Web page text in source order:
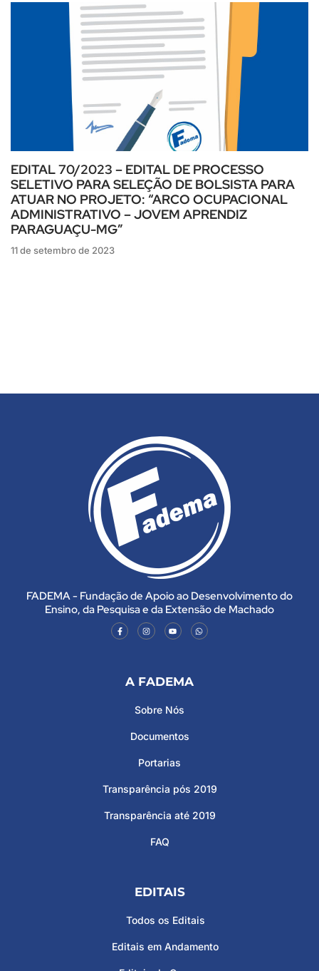
EDITAL 70/2023 – EDITAL DE PROCESSO
SELETIVO PARA SELEÇÃO DE BOLSISTA PARA
ATUAR NO PROJETO: “ARCO OCUPACIONAL
ADMINISTRATIVO – JOVEM APRENDIZ
PARAGUAÇU-MG”
11 de setembro de 2023
FADEMA - Fundação de Apoio ao Desenvolvimento do
Ensino, da Pesquisa e da Extensão de Machado
A FADEMA
Sobre Nós
Documentos
Portarias
Transparência pós 2019
Transparência até 2019
FAQ
EDITAIS
Todos os Editais
Editais em Andamento